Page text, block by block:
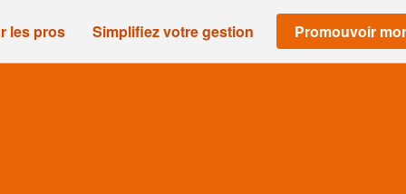
les pros Simplifiez votre gestion Promouvoir